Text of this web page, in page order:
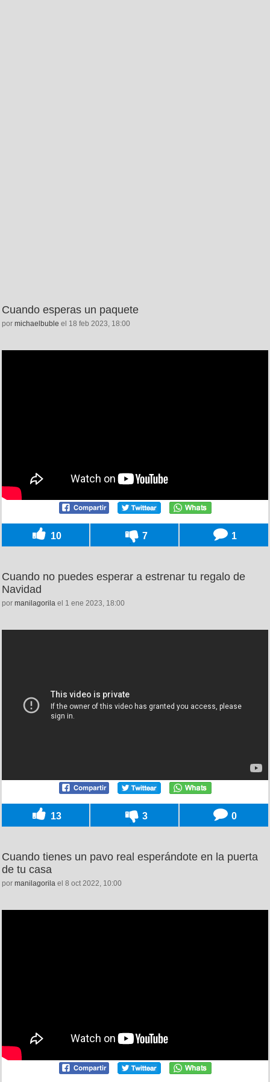
Cuando esperas un paquete
por michaelbuble el 18 feb 2023, 18:00
10 7 1
Cuando no puedes esperar a estrenar tu regalo de
Navidad
por manilagorila el 1 ene 2023, 18:00
13 3 0
Cuando tienes un pavo real esperándote en la puerta
de tu casa
por manilagorila el 8 oct 2022, 10:00